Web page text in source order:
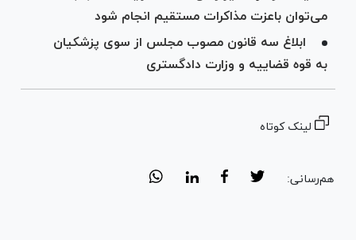
می‌توان باعزت مذاکرات مستقیم انجام شود
ابلاغ سه قانون مصوب مجلس از سوی پزشکیان
به قوه قضاییه و وزارت دادگستری
لینک کوتاه
هم‌رسانی: